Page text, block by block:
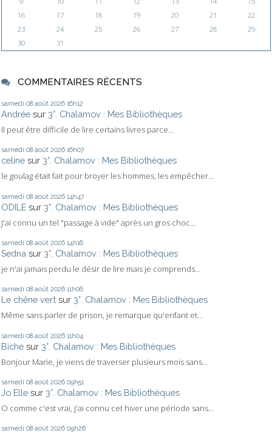
16
17 18 19 20 21
22
23
24 25 26 27 28
29
30
31
COMMENTAIRES RÉCENTS
samedi 08 août 2026 16h12
Andrée sur 3°. Chalamov : Mes Bibliothèques
Il peut être difficile de lire certains livres parce...
samedi 08 août 2026 16h07
celine sur 3°. Chalamov : Mes Bibliothèques
le goulag était fait pour broyer les hommes, les empêcher...
samedi 08 août 2026 14h47
ODILE sur 3°. Chalamov : Mes Bibliothèques
J'ai connu un tel "passage à vide" après un gros choc...
samedi 08 août 2026 14h16
Sedna sur 3°. Chalamov : Mes Bibliothèques
je n'ai jamais perdu le désir de lire mais je comprends...
samedi 08 août 2026 11h06
Le chêne vert sur 3°. Chalamov : Mes Bibliothèques
Même sans parler de prison, je remarque qu'enfant et...
samedi 08 août 2026 11h04
Biche sur 3°. Chalamov : Mes Bibliothèques
Bonjour Marie, je viens de traverser plusieurs mois sans...
samedi 08 août 2026 09h51
Jo Elle sur 3°. Chalamov : Mes Bibliothèques
O comme c'est vrai, j'ai connu cet hiver une période sans...
samedi 08 août 2026 09h26